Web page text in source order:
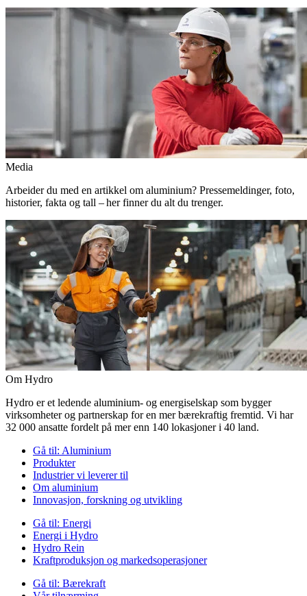
Media
Arbeider du med en artikkel om aluminium? Pressemeldinger, foto,
historier, fakta og tall – her finner du alt du trenger.
Om Hydro
Hydro er et ledende aluminium- og energiselskap som bygger
virksomheter og partnerskap for en mer bærekraftig fremtid. Vi har
32 000 ansatte fordelt på mer enn 140 lokasjoner i 40 land.
Gå til: Aluminium
Produkter
Industrier vi leverer til
Om aluminium
Innovasjon, forskning og utvikling
Gå til: Energi
Energi i Hydro
Hydro Rein
Kraftproduksjon og markedsoperasjoner
Gå til: Bærekraft